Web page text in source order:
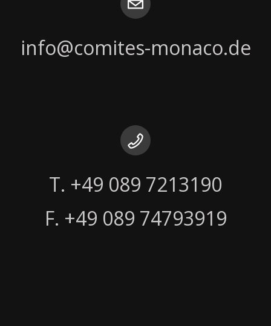
info@comites-monaco.de
F. +49 089 74793919